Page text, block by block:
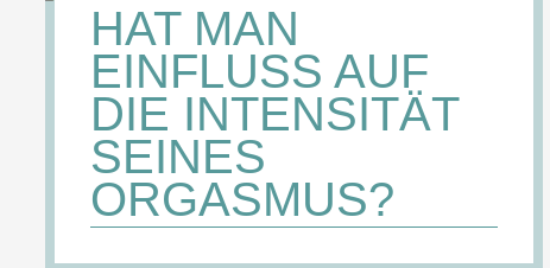
HAT MAN
EINFLUSS AUF
DIE INTENSITÄT
SEINES
ORGASMUS?